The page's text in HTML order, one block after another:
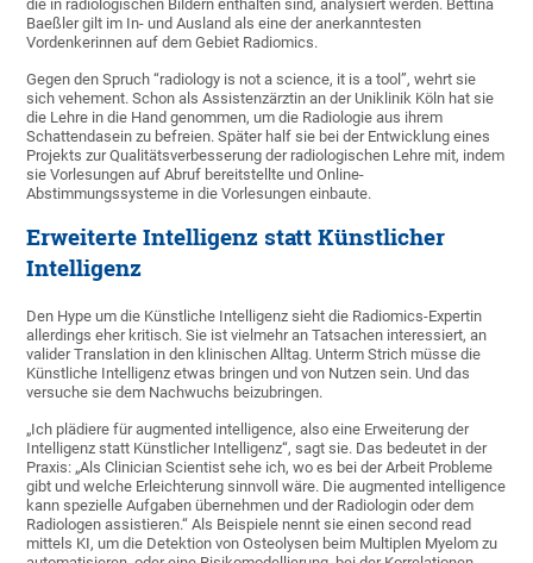
die in radiologischen Bildern enthalten sind, analysiert werden. Bettina
Baeßler gilt im In- und Ausland als eine der anerkanntesten
Vordenkerinnen auf dem Gebiet Radiomics.
Gegen den Spruch “radiology is not a science, it is a tool”, wehrt sie
sich vehement. Schon als Assistenzärztin an der Uniklinik Köln hat sie
die Lehre in die Hand genommen, um die Radiologie aus ihrem
Schattendasein zu befreien. Später half sie bei der Entwicklung eines
Projekts zur Qualitätsverbesserung der radiologischen Lehre mit, indem
sie Vorlesungen auf Abruf bereitstellte und Online-
Abstimmungssysteme in die Vorlesungen einbaute.
Erweiterte Intelligenz statt Künstlicher
Intelligenz
Den Hype um die Künstliche Intelligenz sieht die Radiomics-Expertin
allerdings eher kritisch. Sie ist vielmehr an Tatsachen interessiert, an
valider Translation in den klinischen Alltag. Unterm Strich müsse die
Künstliche Intelligenz etwas bringen und von Nutzen sein. Und das
versuche sie dem Nachwuchs beizubringen.
„Ich plädiere für augmented intelligence, also eine Erweiterung der
Intelligenz statt Künstlicher Intelligenz“, sagt sie. Das bedeutet in der
Praxis: „Als Clinician Scientist sehe ich, wo es bei der Arbeit Probleme
gibt und welche Erleichterung sinnvoll wäre. Die augmented intelligence
kann spezielle Aufgaben übernehmen und der Radiologin oder dem
Radiologen assistieren.“ Als Beispiele nennt sie einen second read
mittels KI, um die Detektion von Osteolysen beim Multiplen Myelom zu